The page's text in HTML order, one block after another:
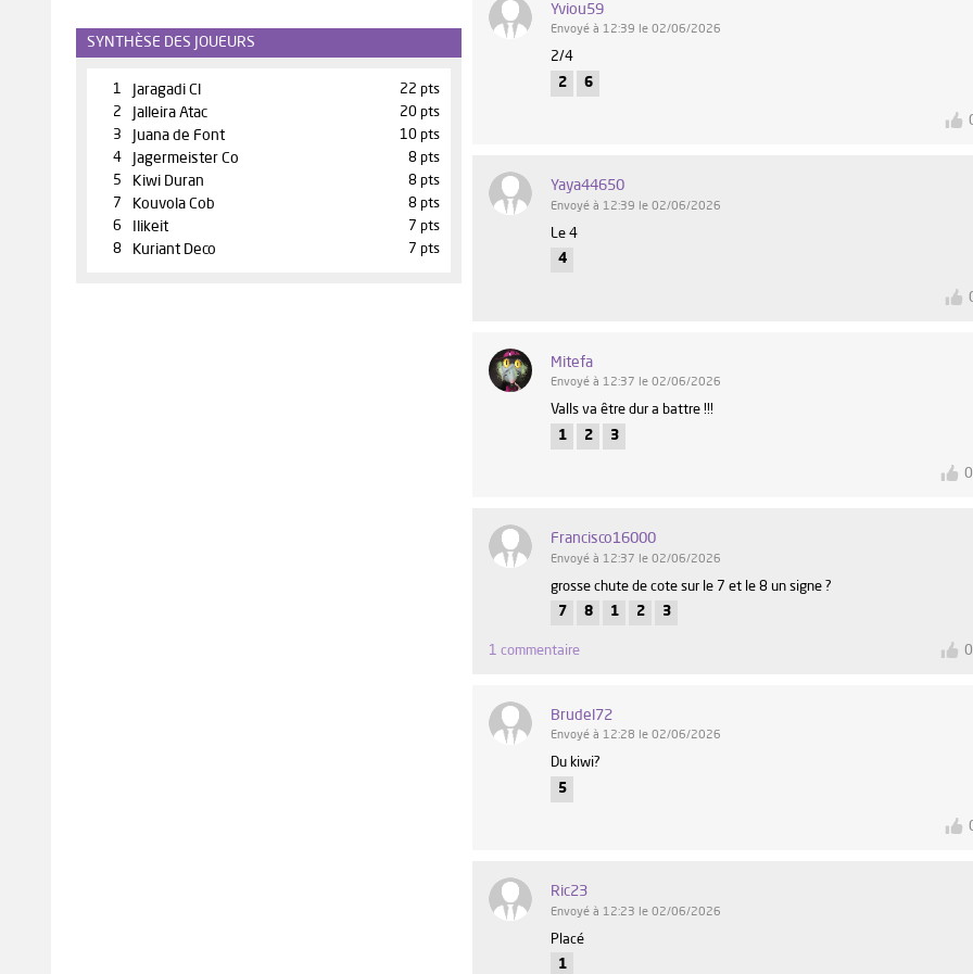
SYNTHÈSE DES JOUEURS
1 Jaragadi Cl
22 pts
2
Jalleira Atac
20 pts
3
Juana de Font
10 pts
4
Jagermeister Co
8 pts
5
Kiwi Duran
8 pts
7
Kouvola Cob
8 pts
6
Ilikeit
7 pts
8
Kuriant Deco 7 pts
Yviou59
Envoyé à 12:39 le 02/06/2026
2/4
2
6
Yaya44650
Envoyé à 12:39 le 02/06/2026
Le 4
4
Mitefa
Envoyé à 12:37 le 02/06/2026
Valls va être dur a battre !!!
1
2 3
0
Francisco16000
Envoyé à 12:37 le 02/06/2026
grosse chute de cote sur le 7 et le 8 un signe ?
7
8 1 2 3
1 commentaire 0
Brudel72
Envoyé à 12:28 le 02/06/2026
Du kiwi?
5
Ric23
Envoyé à 12:23 le 02/06/2026
Placé
1